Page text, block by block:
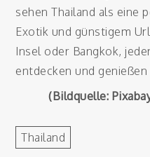
sehen Thailand als eine
Exotik und günstigem
Insel oder Bangkok,
entdecken und
(Bildquelle:
Thailand